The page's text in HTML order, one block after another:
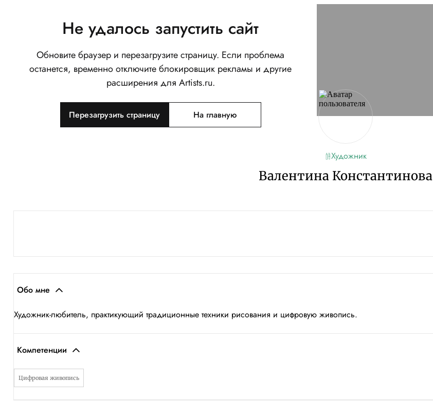
Не удалось запустить сайт
Обновите браузер и перезагрузите страницу. Если проблема
останется, временно отключите блокировщик рекламы и другие
расширения для Artists.ru.
Перезагрузить страницу На главную
Художник
Валентина Константинова
Обо мне
Художник-любитель, практикующий традиционные техники рисования и цифровую живопись.
Компетенции
Цифровая живопись